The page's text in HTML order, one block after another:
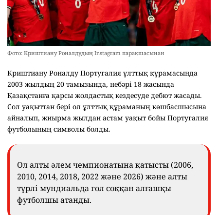
Фото: Криштиану Роналдудың Instagram парақшасынан
Криштиану Роналду Португалия ұлттық құрамасында
2003 жылдың 20 тамызында, небәрі 18 жасында
Қазақстанға қарсы жолдастық кездесуде дебют жасады.
Сол уақыттан бері ол ұлттық құраманың көшбасшысына
айналып, жиырма жылдан астам уақыт бойы Португалия
футболының символы болды.
Ол алты әлем чемпионатына қатысты (2006,
2010, 2014, 2018, 2022 және 2026) және алты
түрлі мундиальда гол соққан алғашқы
футболшы атанды.